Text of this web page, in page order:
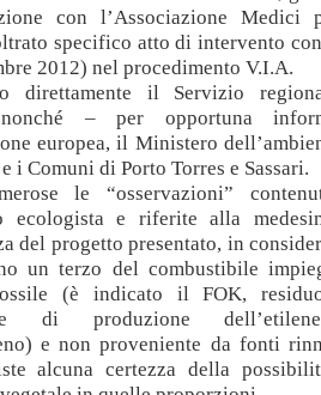
con l’Associazione Medici
specifico atto di intervento
2012) nel procedimento V.I.A.
direttamente il Servizio
– per opportuna
europea, il Ministero
i Comuni di Porto Torres e Sassari.
le “osservazioni”
ecologista e riferite alla
del progetto presentato, in
un terzo del combustibile
(è indicato il FOK,
di produzione
e non proveniente da fonti
alcuna certezza della